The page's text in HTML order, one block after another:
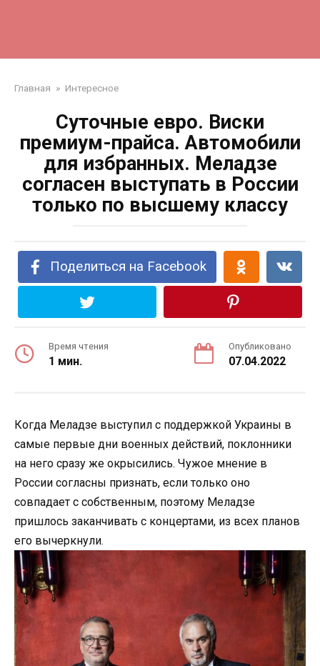
Главная » Интересное
Суточные евро. Виски
премиум-прайса. Автомобили
для избранных. Меладзе
согласен выступать в России
только по высшему классу
Поделиться на Facebook
Время чтения
1 мин.
Опубликовано
07.04.2022
Когда Меладзе выступил с поддержкой Украины в
самые первые дни военных действий, поклонники
на него сразу же окрысились. Чужое мнение в
России согласны признать, если только оно
совпадает с собственным, поэтому Меладзе
пришлось заканчивать с концертами, из всех планов
его вычеркнули.